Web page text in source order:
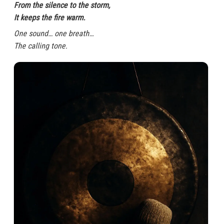
From the silence to the storm,
It keeps the fire warm.
One sound… one breath…
The calling tone.